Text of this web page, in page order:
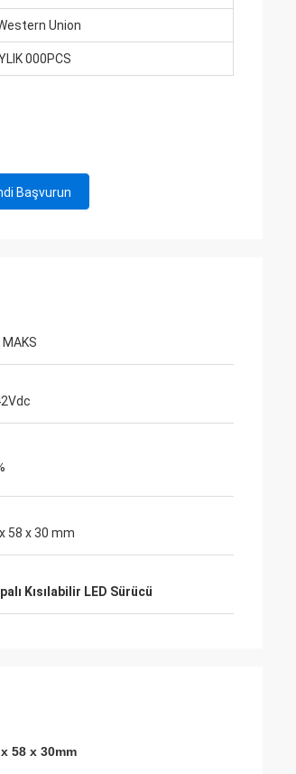
Union
000PCS
Başvurun
58 x 30 mm
Kısılabilir LED Sürücü
58 x 30mm